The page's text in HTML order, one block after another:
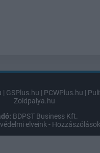
| GSPlus.hu | PCWPlus.hu |
Zoldpalya.hu
BDPST Business Kft.
elveink-